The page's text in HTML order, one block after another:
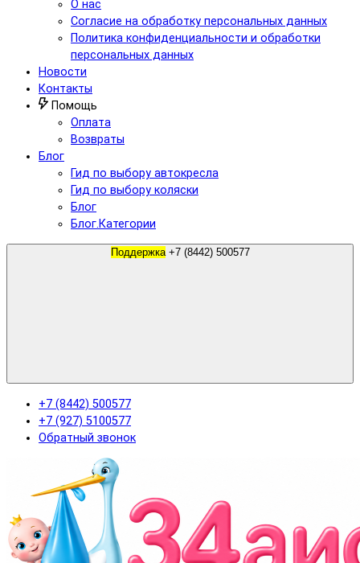
О нас
Согласие на обработку персональных данных
Политика конфиденциальности и обработки
персональных данных
Новости
Контакты
Помощь
Оплата
Возвраты
Блог
Гид по выбору автокресла
Гид по выбору коляски
Блог
Блог.Категории
Поддержка +7 (8442) 500577
+7 (8442) 500577
+7 (927) 5100577
Обратный звонок